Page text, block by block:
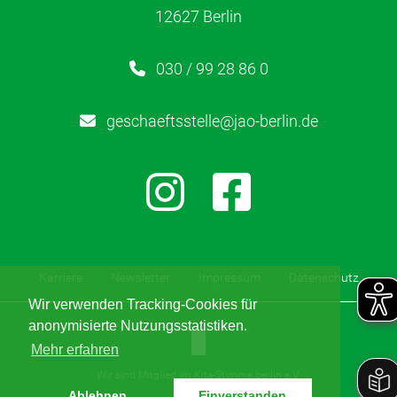
Wir verwenden Tracking-Cookies für
anonymisierte Nutzungsstatistiken.
Mehr erfahren
Newsletter
Netzwerk
12627 Berlin
030 / 99 28 86 0
geschaeftsstelle@jao-berlin.de
Karriere Newsletter Impressum Datenschutz
Wir sind Mitglied im Kita-Stimme.berlin e.V.